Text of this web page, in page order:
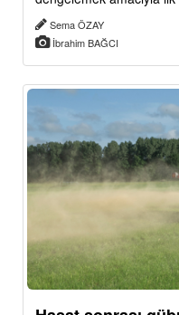
Sema ÖZAY
İbrahim BAĞCI